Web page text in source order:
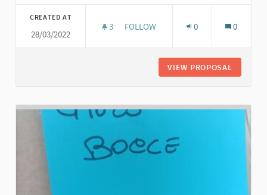
CREATED AT
28/03/2022
3 3 FOLLOWERS
FOLLOW 0 0
VIEW PROPOSAL